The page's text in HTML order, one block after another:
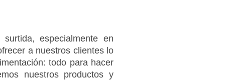
especialmente en
a nuestros clientes lo
todo para hacer
nuestros productos y